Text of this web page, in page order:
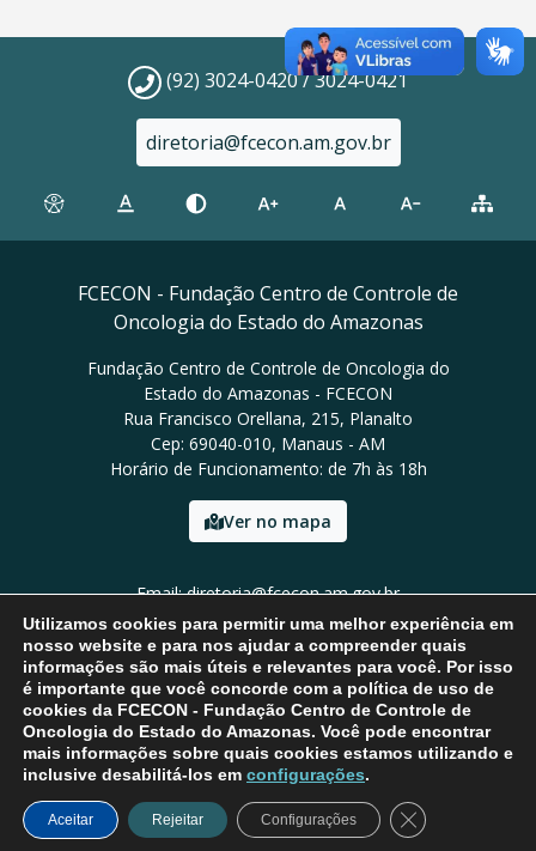
(92) 3024-0420 / 3024-0421
diretoria@fcecon.am.gov.br
FCECON - Fundação Centro de Controle de
Oncologia do Estado do Amazonas
Fundação Centro de Controle de Oncologia do
Estado do Amazonas - FCECON
Rua Francisco Orellana, 215, Planalto
Cep: 69040-010, Manaus - AM
Horário de Funcionamento: de 7h às 18h
Ver no mapa
Email: diretoria@fcecon.am.gov.br
Tel: (92) 3024-0420 / 3024-0421
Utilizamos cookies para permitir uma melhor experiência em
nosso website e para nos ajudar a compreender quais
informações são mais úteis e relevantes para você. Por isso
é importante que você concorde com a política de uso de
cookies da FCECON - Fundação Centro de Controle de
Oncologia do Estado do Amazonas. Você pode encontrar
mais informações sobre quais cookies estamos utilizando e
inclusive desabilitá-los em configurações.
Aceitar Rejeitar Configurações Close GDPR